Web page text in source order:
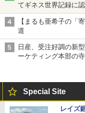
てギネス世界記録に
【まるも亜希子の「
道
日産、受注好調の新
ーケティング本部の
Special Site
レイズ